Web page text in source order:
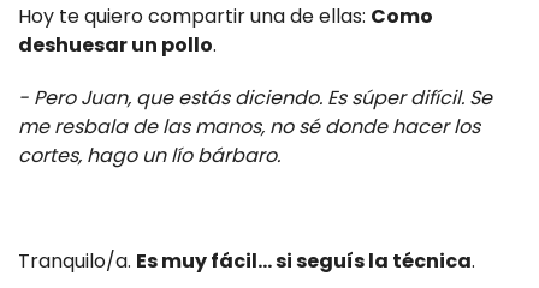
Hoy te quiero compartir una de ellas: Como
deshuesar un pollo.
- Pero Juan, que estás diciendo. Es súper difícil. Se
me resbala de las manos, no sé donde hacer los
cortes, hago un lío bárbaro.
Tranquilo/a. Es muy fácil… si seguís la técnica.